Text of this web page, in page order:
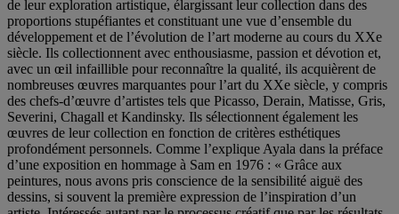
de leur exploration artistique, élargissant leur collection dans des
proportions stupéfiantes et constituant une vue d’ensemble du
développement et de l’évolution de l’art moderne au cours du XXe
siècle. Ils collectionnent avec enthousiasme, passion et dévotion et,
avec un œil infaillible pour reconnaître la qualité, ils acquièrent de
nombreuses œuvres marquantes pour l’art du XXe siècle, y compris
des chefs-d’œuvre d’artistes tels que Picasso, Derain, Matisse, Gris,
Severini, Chagall et Kandinsky. Ils sélectionnent également les
œuvres de leur collection en fonction de critères esthétiques
profondément personnels. Comme l’explique Ayala dans la préface
d’une exposition en hommage à Sam en 1976 : « Grâce aux
peintures, nous avons pris conscience de la sensibilité aiguë des
dessins, si souvent la première expression de l’inspiration d’un